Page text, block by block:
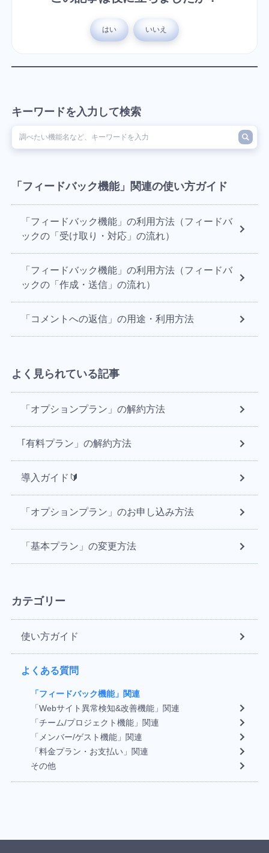
はい いいえ
キーワードを入力して検索
「フィードバック機能」関連の使い方ガイド
「フィードバック機能」の利用方法（フィードバ
ックの「受け取り・対応」の流れ）
「フィードバック機能」の利用方法（フィードバ
ックの「作成・送信」の流れ）
「コメントへの返信」の用途・利用方法
よく見られている記事
「オプションプラン」の解約方法
｢有料プラン」の解約方法
導入ガイド🔰
「オプションプラン」のお申し込み方法
「基本プラン」の変更方法
カテゴリー
使い方ガイド
よくある質問
「フィードバック機能」関連
「Webサイト異常検知&改善機能」関連
「チーム/プロジェクト機能」関連
「メンバー/ゲスト機能」関連
「料金プラン・お支払い」関連
その他